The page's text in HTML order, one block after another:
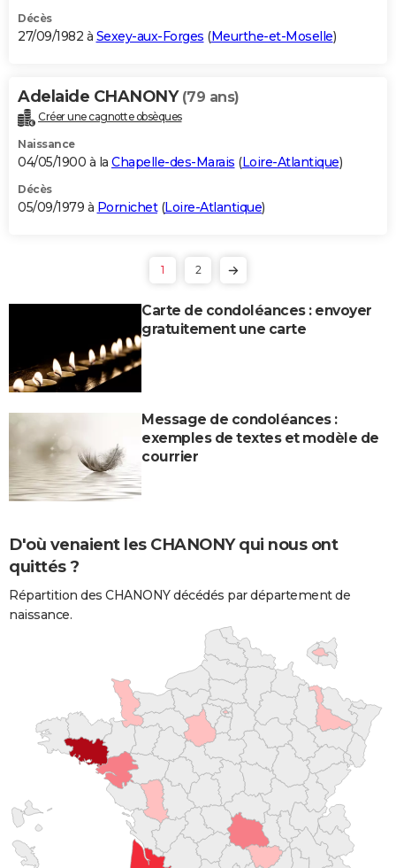
Décès
27/09/1982 à Sexey-aux-Forges (Meurthe-et-Moselle)
Adelaide CHANONY (79 ans)
Créer une cagnotte obsèques
Naissance
04/05/1900 à la Chapelle-des-Marais (Loire-Atlantique)
Décès
05/09/1979 à Pornichet(Loire-Atlantique)
1 2
Carte de condoléances : envoyer
gratuitement une carte
Message de condoléances :
exemples de textes et modèle de
courrier
D'où venaient les CHANONY qui nous ont
quittés ?
Répartition des CHANONY décédés par département de
naissance.